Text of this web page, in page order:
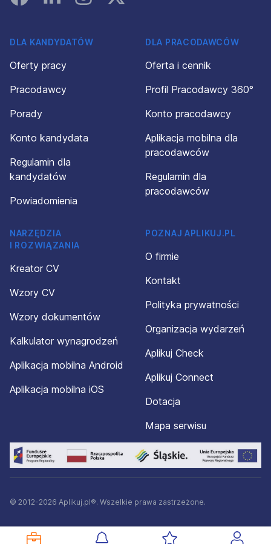
DLA KANDYDATÓW
Oferty pracy
Pracodawcy
Porady
Konto kandydata
Regulamin dla
kandydatów
Powiadomienia
DLA PRACODAWCÓW
Oferta i cennik
Profil Pracodawcy 360°
Konto pracodawcy
Aplikacja mobilna dla
pracodawców
Regulamin dla
pracodawców
NARZĘDZIA
I ROZWIĄZANIA
Kreator CV
Wzory CV
Wzory dokumentów
Kalkulator wynagrodzeń
Aplikacja mobilna Android
Aplikacja mobilna iOS
POZNAJ APLIKUJ.PL
O firmie
Kontakt
Polityka prywatności
Organizacja wydarzeń
Aplikuj Check
Aplikuj Connect
Dotacja
Mapa serwisu
© 2012-2026 Aplikuj.pl®. Wszelkie prawa zastrzeżone.